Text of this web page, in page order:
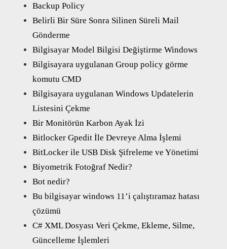
Backup Policy
Belirli Bir Süre Sonra Silinen Süreli Mail
Gönderme
Bilgisayar Model Bilgisi Değiştirme Windows
Bilgisayara uygulanan Group policy görme
komutu CMD
Bilgisayara uygulanan Windows Updatelerin
Listesini Çekme
Bir Monitörün Karbon Ayak İzi
Bitlocker Gpedit İle Devreye Alma İşlemi
BitLocker ile USB Disk Şifreleme ve Yönetimi
Biyometrik Fotoğraf Nedir?
Bot nedir?
Bu bilgisayar windows 11’i çalıştıramaz hatası
çözümü
C# XML Dosyası Veri Çekme, Ekleme, Silme,
Güncelleme İşlemleri